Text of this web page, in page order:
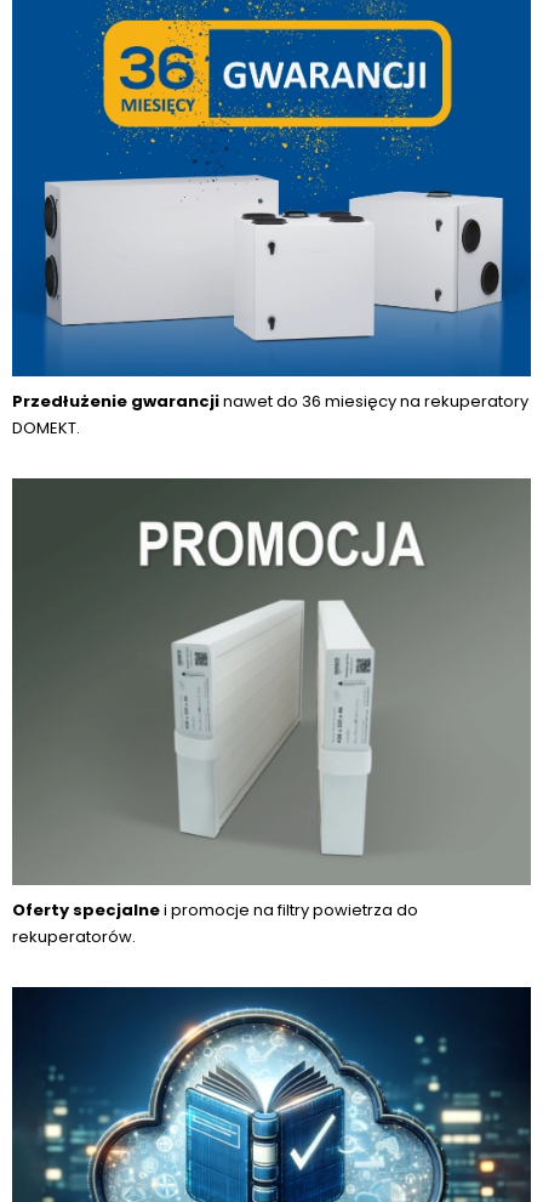
Przedłużenie gwarancjinawet do 36 miesięcy na rekuperatory
DOMEKT.
Oferty specjalnei promocje na filtry powietrza do
rekuperatorów.